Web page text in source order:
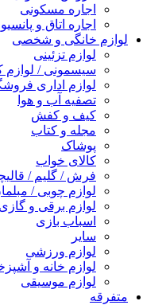
اجاره مسکونی
اجاره اتاق و
لوازم خانگی و شخصی
لوازم تزئینی
سیسمونی / لوازم
لوازم اداری
تصفیه آب و هوا
کیف و کفش
مجله و کتاب
پوشاک
کالای خواب
فرش / گلیم /
لوازم چوبی /
لوازم برقی و گازی
اسباب بازی
سایر
لوازم ورزشی
لوازم خانه و
لوازم موسیقی
متفرقه